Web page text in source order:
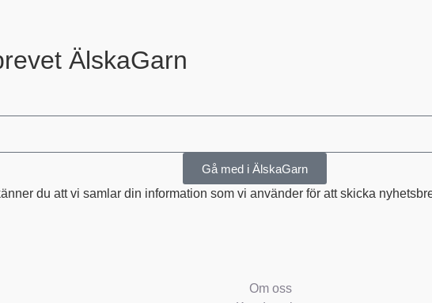
ÄlskaGarn
Gå med i ÄlskaGarn
du att vi samlar din information som vi använder för att skicka
Om oss